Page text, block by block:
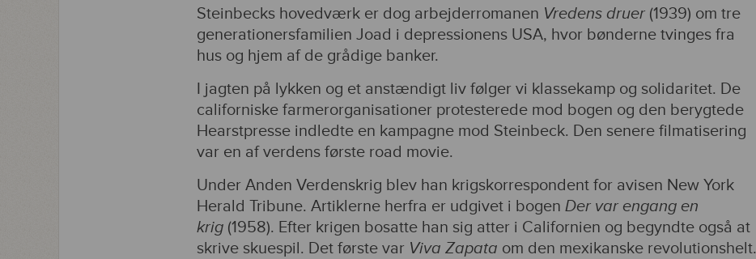
Steinbecks hovedværk er dog arbejderromanen Vredens druer (1939) om tre
generationersfamilien Joad i depressionens USA, hvor bønderne tvinges fra
hus og hjem af de grådige banker.
I jagten på lykken og et anstændigt liv følger vi klassekamp og solidaritet. De
californiske farmerorganisationer protesterede mod bogen og den berygtede
Hearstpresse indledte en kampagne mod Steinbeck. Den senere filmatisering
var en af verdens første road movie.
Under Anden Verdenskrig blev han krigskorrespondent for avisen New York
Herald Tribune. Artiklerne herfra er udgivet i bogen Der var engang en
krig (1958). Efter krigen bosatte han sig atter i Californien og begyndte også at
skrive skuespil. Det første var Viva Zapata om den mexikanske revolutionshelt.